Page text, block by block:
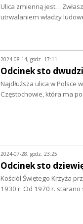
Ulica zmienną jest…
utrwalaniem władzy
2024-08-14, godz. 17:11
Odcinek sto
Najdłuższa ulica w Polsce
Częstochowie, która ma
2024-07-28, godz. 23:25
Odcinek sto
Kościół Świętego Krzyża
1930 r. Od 1970 r.